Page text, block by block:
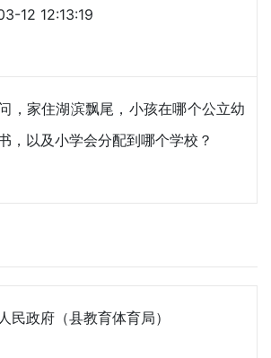
12 12:13:19
家住湖滨飘尾，小孩在哪个公立幼
，以及小学会分配到哪个学校？
民政府（县教育体育局）